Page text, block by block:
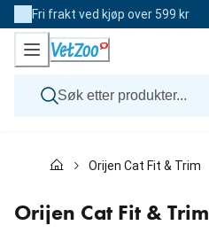
Skip
to
Content
Fri frakt ved kjøp over 599 kr
Katt
Andre dyr
Merker
Orijen Cat Fit & Trim
Orijen Cat Fit & Trim